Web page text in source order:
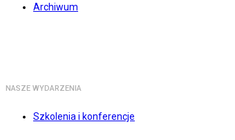
Archiwum
NASZE WYDARZENIA
Szkolenia i konferencje